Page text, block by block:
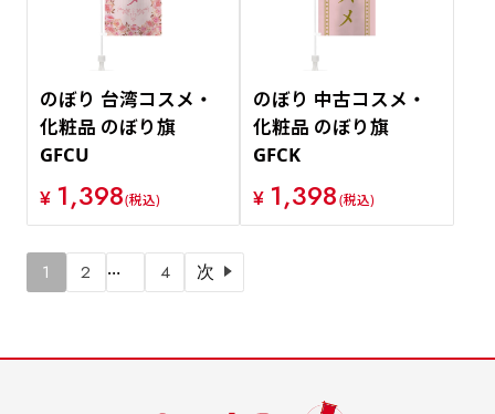
のぼり 台湾コスメ・
化粧品 のぼり旗
GFCU
¥ 1,398(税込)
のぼり 中古コスメ・
化粧品 のぼり旗
GFCK
¥ 1,398(税込)
1 2 … 4 次